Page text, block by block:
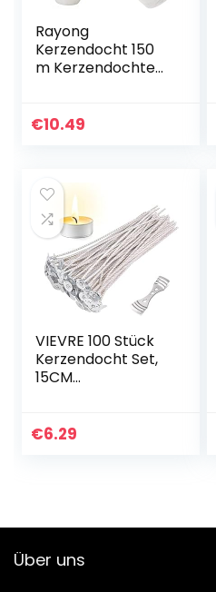
Rayong
Kerzendocht 150
m Kerzendochte
Selber Machen
€10.49
VIEVRE 100 Stück
Kerzendocht Set,
15CM
Kerzendocht
€6.29
Über uns